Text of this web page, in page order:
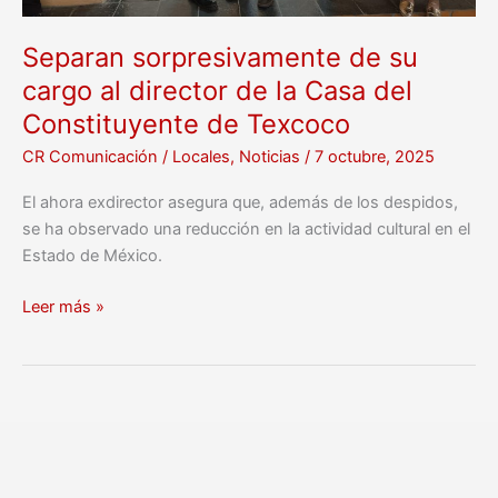
Separan sorpresivamente de su
cargo al director de la Casa del
Constituyente de Texcoco
CR Comunicación / Locales, Noticias / 7 octubre, 2025
El ahora exdirector asegura que, además de los despidos,
se ha observado una reducción en la actividad cultural en el
Estado de México.
Casa
Constituyente
de
Texcoco
Leer más »